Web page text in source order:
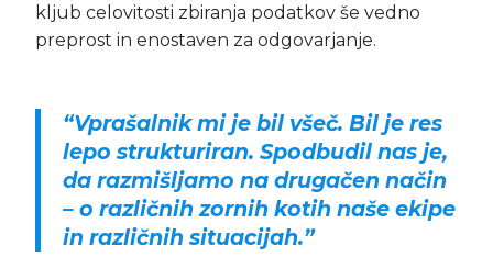
kljub celovitosti zbiranja podatkov še vedno
preprost in enostaven za odgovarjanje.
“Vprašalnik mi je bil všeč. Bil je res
lepo strukturiran. Spodbudil nas je,
da razmišljamo na drugačen način
– o različnih zornih kotih naše ekipe
in različnih situacijah.”